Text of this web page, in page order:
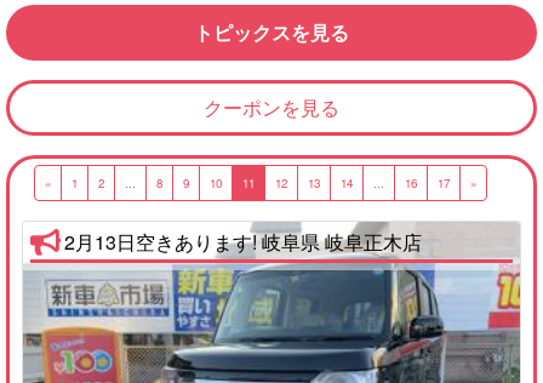
トピックスを見る
クーポンを見る
« 1 2 ... 8 9 10 11 12 13 14 ... 16 17 »
2月13日空きあります! 岐阜県 岐阜正木店